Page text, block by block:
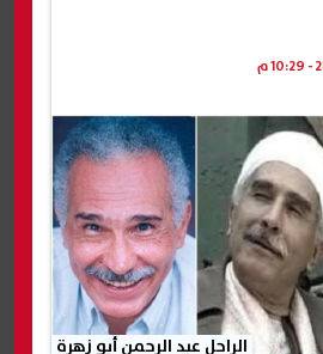
الراحل عبد الرحمن أبو زهرة